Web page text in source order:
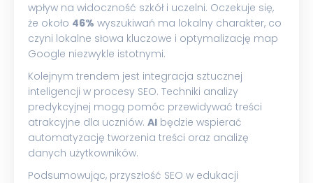
wpływ na widoczność szkół i uczelni. Oczekuje się,
że około 46% wyszukiwań ma lokalny charakter, co
czyni lokalne słowa kluczowe i optymalizację map
Google niezwykle istotnymi.
Kolejnym trendem jest integracja sztucznej
inteligencji w procesy SEO. Techniki analizy
predykcyjnej mogą pomóc przewidywać treści
atrakcyjne dla uczniów. AI będzie wspierać
automatyzację tworzenia treści oraz analizę
danych użytkowników.
Podsumowując, przyszłość SEO w edukacji